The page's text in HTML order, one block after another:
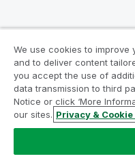
Umowy prawne
Legal Policies
Warunki korzystania
Do Not Share My Info
Copyright © 1993-2026
We use cookies to
and to deliver content
you accept the use of
data transmission to third
Notice or click ‘More
our sites. Privacy &